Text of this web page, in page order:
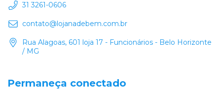
31 3261-0606
contato@lojanadebem.com.br
Rua Alagoas, 601 loja 17 - Funcionários - Belo Horizonte
/ MG
Permaneça conectado